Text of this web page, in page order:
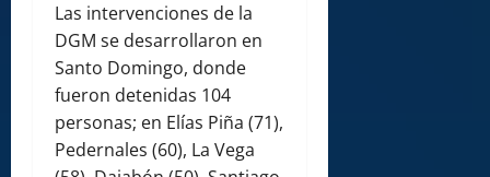
Las intervenciones de la
DGM se desarrollaron en
Santo Domingo, donde
fueron detenidas 104
personas; en Elías Piña (71),
Pedernales (60), La Vega